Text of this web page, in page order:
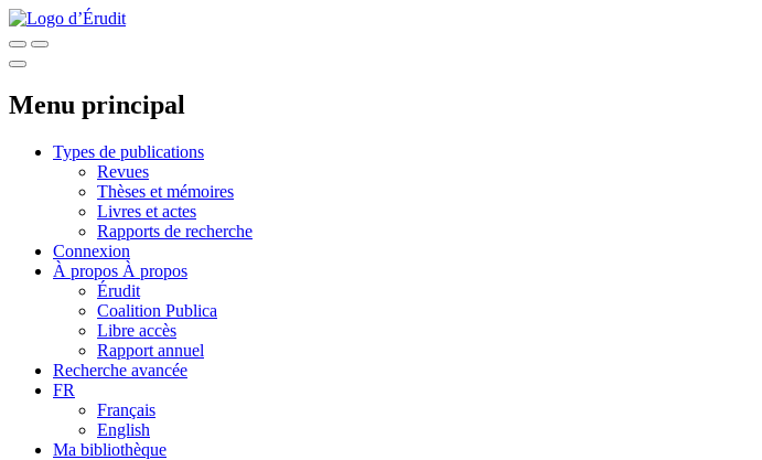
Menu principal
Types de publications
Revues
Thèses et mémoires
Livres et actes
Rapports de recherche
Connexion
À propos À propos
Érudit
Coalition Publica
Libre accès
Rapport annuel
Recherche avancée
FR
Français
English
Ma bibliothèque